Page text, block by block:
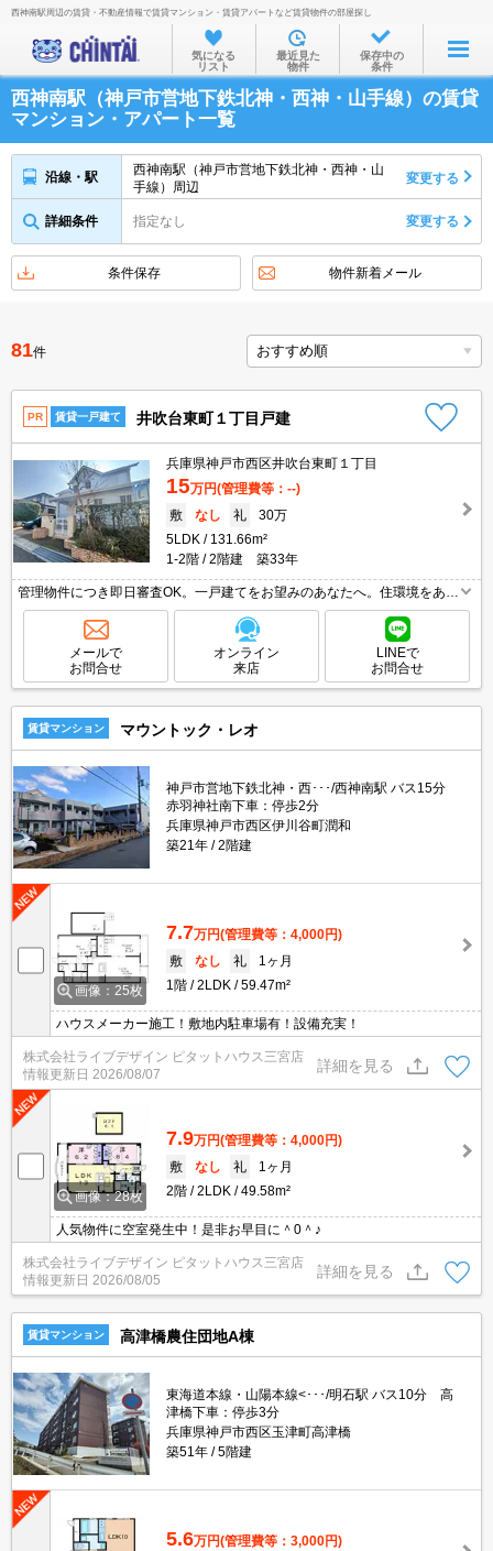
お部屋を探す
沿線・駅から
住所から
家賃相場から
不動産会社から
西神南駅周辺の賃貸・不動産情報で賃貸マンション・賃貸アパートなど賃貸物件の部屋探し
気になる
リスト
最近見た
物件
保存中の
条件
西神南駅（神戸市営地下鉄北神・西神・山手線）の賃貸
マンション・アパート一覧
沿線・駅
西神南駅（神戸市営地下鉄北神・西神・山
手線）周辺
変更する
詳細条件 指定なし 変更する
条件保存 物件新着メール
81件
PR 賃貸一戸建て 井吹台東町１丁目戸建
兵庫県神戸市西区井吹台東町１丁目
15万円(管理費等：--)
敷
なし 礼
30万
5LDK
131.66m²
1-2階
2階建 築33年
管理物件につき即日審査OK。一戸建てをお望みのあなたへ。住環境をあな
たの目でお確かめください。ワンちゃん、ニャンちゃんも一緒に暮らせま
す。ファミリー層に人気の落ち着いたエリアです。見逃せませんね。
メールで
お問合せ
オンライン
来店
LINEで
お問合せ
賃貸マンション マウントック・レオ
神戸市営地下鉄北神・西･･･/西神南駅 バス15分
赤羽神社南下車：停歩2分
兵庫県神戸市西区伊川谷町潤和
築21年
2階建
画像：25枚
7.7万円(管理費等：4,000円)
敷
なし 礼
1ヶ月
1階
2LDK 59.47m²
ハウスメーカー施工！敷地内駐車場有！設備充実！
株式会社ライブデザイン ピタットハウス三宮店
情報更新日 2026/08/07
詳細を見る
画像：28枚
7.9万円(管理費等：4,000円)
敷
なし 礼
1ヶ月
2階
2LDK 49.58m²
人気物件に空室発生中！是非お早目に＾0＾♪
株式会社ライブデザイン ピタットハウス三宮店
情報更新日 2026/08/05
詳細を見る
賃貸マンション 高津橋農住団地A棟
東海道本線・山陽本線<･･･/明石駅 バス10分 高
津橋下車：停歩3分
兵庫県神戸市西区玉津町高津橋
築51年
5階建
5.6万円(管理費等：3,000円)